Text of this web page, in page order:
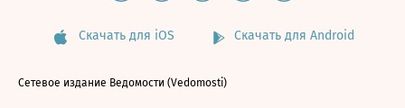
Скачать для iOS Скачать для Android
Сетевое издание Ведомости (Vedomosti)